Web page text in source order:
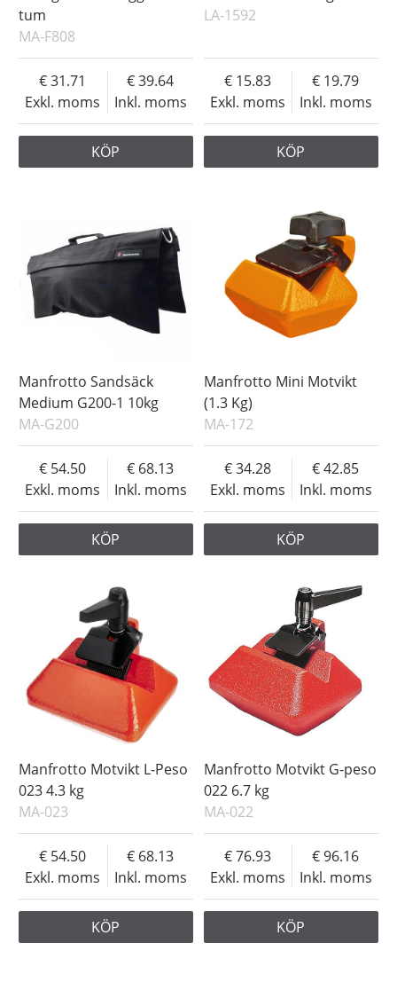
tum
MA-F808
Exkl. moms
31.71
Inkl. moms
39.64
KÖP
LA-1592
Exkl. moms
15.83
Inkl. moms
19.79
KÖP
Manfrotto Sandsäck
Medium G200-1 10kg
MA-G200
Exkl. moms
54.50
Inkl. moms
68.13
KÖP
Manfrotto Mini Motvikt
(1.3 Kg)
MA-172
Exkl. moms
34.28
Inkl. moms
42.85
KÖP
Manfrotto Motvikt L-Peso
023 4.3 kg
MA-023
Exkl. moms
54.50
Inkl. moms
68.13
KÖP
Manfrotto Motvikt G-peso
022 6.7 kg
MA-022
Exkl. moms
76.93
Inkl. moms
96.16
KÖP